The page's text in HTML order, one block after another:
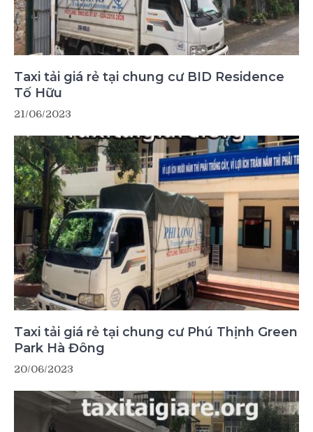
Taxi tải giá rẻ tại chung cư BID Residence
Tố Hữu
21/06/2023
Taxi tải giá rẻ tại chung cư Phú Thịnh Green
Park Hà Đông
20/06/2023